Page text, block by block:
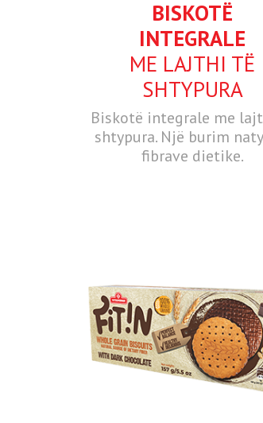
BISKOTË
INTEGRALE
ME LAJTHI TË
SHTYPURA
Biskotë integrale me
shtypura. Një burim
fibrave dietike.